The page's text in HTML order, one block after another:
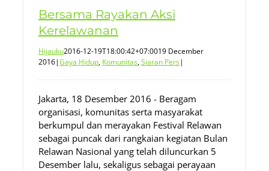
Bersama Rayakan Aksi
Kerelawanan
Hijauku2016-12-19T18:00:42+07:0019 December
2016|Gaya Hidup, Komunitas,Siaran Pers|
Jakarta, 18 Desember 2016 - Beragam
organisasi, komunitas serta masyarakat
berkumpul dan merayakan Festival Relawan
sebagai puncak dari rangkaian kegiatan Bulan
Relawan Nasional yang telah diluncurkan 5
Desember lalu, sekaligus sebagai perayaan